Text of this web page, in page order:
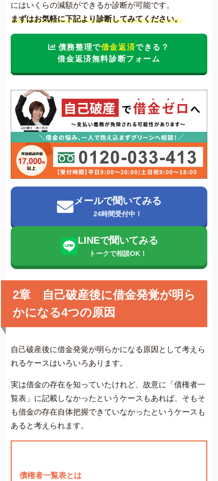
にはいくらの減額ができるか診断が可能です。
まずはお気軽に下記より診断してみてください。
債務整理で借金返済できる？
借金返済無料診断フォーム
メールで聞いてみる
24時間受付中！
LINEで聞いてみる
トークで相談OK！
2章 自己破産後に借金発覚が明ら
かになる4つの原因
自己破産後に借金発覚が明らかになる原因として考えら
れるケースはいろいろあります。
実は借金の存在を知っていたけれど、故意に「債権者一
覧表」に記載しなかったというケースもあれば、そもそ
も借金の存在自体把握できていなかったというケースも
あると考えられます。
債権者一覧表とは